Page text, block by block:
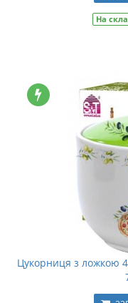
На
Цукорниця з ложкою